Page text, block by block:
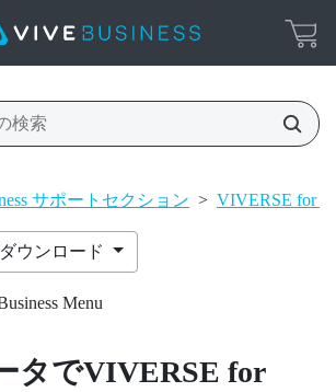
サポートセクション > VIVERSE for
ウンロード
Menu
タでVIVERSE for